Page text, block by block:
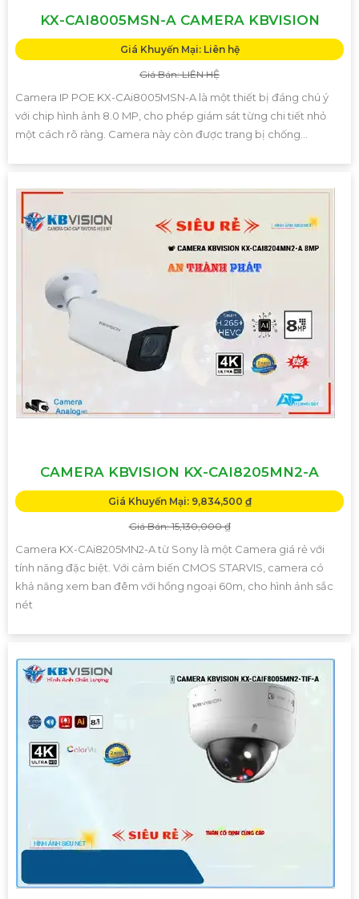
KX-CAI8005MSN-A CAMERA KBVISION
Giá Khuyến Mại: Liên hệ
Giá Bán: LIÊN HỆ
Camera IP POE KX-CAi8005MSN-A là một thiết bị đáng chú ý
với chip hình ảnh 8.0 MP, cho phép giám sát từng chi tiết nhỏ
một cách rõ ràng. Camera này còn được trang bị chống...
CAMERA KBVISION KX-CAI8205MN2-A
Giá Khuyến Mại: 9,834,500 ₫
Giá Bán: 15,130,000 ₫
Camera KX-CAi8205MN2-A từ Sony là một Camera giá rẻ với
tính năng đặc biệt. Với cảm biến CMOS STARVIS, camera có
khả năng xem ban đêm với hồng ngoại 60m, cho hình ảnh sắc
nét